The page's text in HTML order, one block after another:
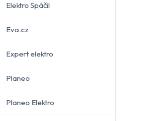
Elektro Spáčil
Eva.cz
Expert elektro
Planeo
Planeo Elektro